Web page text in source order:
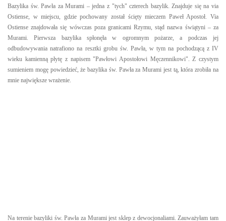
Bazylika św. Pawła za Murami – jedna z "tych" czterech bazylik. Znajduje się na via
Ostiense, w miejscu, gdzie pochowany został ścięty mieczem Paweł Apostoł. Via
Ostiense znajdowała się wówczas poza granicami Rzymu, stąd nazwa świątyni – za
Murami. Pierwsza bazylika spłonęła w ogromnym pożarze, a podczas jej
odbudowywania natrafiono na resztki grobu św. Pawła, w tym na pochodzącą z IV
wieku kamienną płytę z napisem "Pawłowi Apostołowi Męczennikowi". Z czystym
sumieniem mogę powiedzieć, że bazylika św. Pawła za Murami jest tą, która zrobiła na
mnie największe wrażenie.
Na terenie bazyliki św. Pawła za Murami jest sklep z dewocjonaliami. Zauważyłam tam